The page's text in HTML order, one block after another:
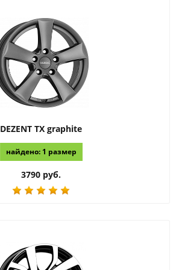
DEZENT TX graphite
найдено: 1 размер
3790 руб.